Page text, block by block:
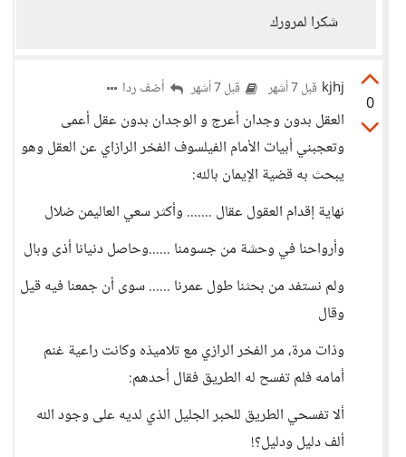
شكرا لمرورك
0
kjhj قبل 7 أشهر قبل 7 أشهر أضف ردا
العقل بدون وجدان أعرج و الوجدان بدون عقل أعمى
وتعجبني أبيات الأمام الفيلسوف الفخر الرازاي عن العقل وهو
يبحث به قضية الإيمان بالله:
نهاية إقدام العقول عقال ....... وأكثر سعي العاليمن ضلال
وأرواحنا في وحشة من جسومنا ......وحاصل دنيانا أذى وبال
ولم نستفد من بحثنا طول عمرنا ...... سوى أن جمعنا فيه قيل
وقال
وذات مرة، مر الفخر الرازي مع تلاميذه وكانت راعية غنم
أمامه فلم تفسح له الطريق فقال أحدهم:
ألا تفسحي الطريق للحبر الجليل الذي لديه على وجود الله
ألف دليل ودليل؟!